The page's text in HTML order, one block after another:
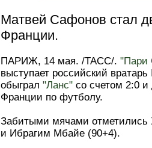
Матвей Сафонов стал
Франции.
ПАРИЖ, 14 мая. /ТАСС/. "Пари
выступает российский вратарь
обыграл "Ланс" со счетом 2:0
Франции по футболу.
Забитыми мячами отметились
и Ибрагим Мбайе (90+4).